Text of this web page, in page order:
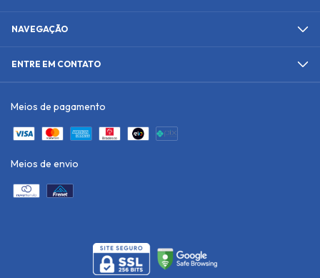
NAVEGAÇÃO
ENTRE EM CONTATO
Meios de pagamento
Meios de envio